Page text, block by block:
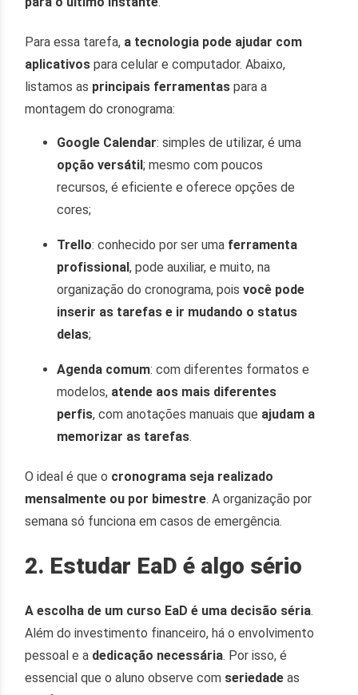
Para essa tarefa, a tecnologia pode ajudar com
aplicativos para celular e computador. Abaixo,
listamos as principais ferramentas para a
montagem do cronograma:
Google Calendar: simples de utilizar, é uma
opção versátil; mesmo com poucos
recursos, é eficiente e oferece opções de
cores;
Trello: conhecido por ser uma ferramenta
profissional, pode auxiliar, e muito, na
organização do cronograma, poisvocê pode
inserir as tarefas e ir mudando o status
delas;
Agenda comum: com diferentes formatos e
modelos, atende aos mais diferentes
perfis, com anotações manuais que ajudam a
memorizar as tarefas.
O ideal é que o cronograma seja realizado
mensalmente ou por bimestre. A organização por
semana só funciona em casos de emergência.
2. Estudar EaD é algo sério
A escolha de um curso EaD é uma decisão séria.
Além do investimento financeiro, há o envolvimento
pessoal e a dedicação necessária. Por isso, é
essencial que o aluno observe com seriedade as